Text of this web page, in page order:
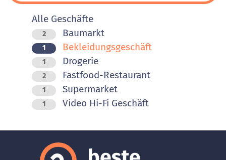
Alle Geschäfte
2 Baumarkt
1 Bekleidungsgeschäft
1 Drogerie
2 Fastfood-Restaurant
1 Supermarket
1 Video Hi-Fi Geschäft